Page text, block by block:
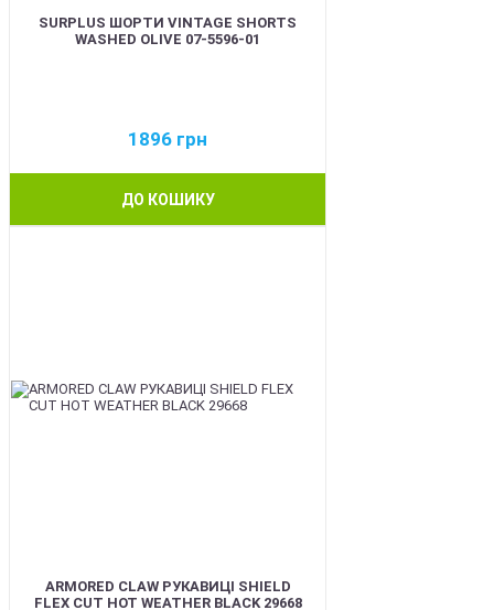
SURPLUS ШОРТИ VINTAGE SHORTS
WASHED OLIVE 07-5596-01
1896 грн
ДО КОШИКУ
ARMORED CLAW РУКАВИЦІ SHIELD
FLEX CUT HOT WEATHER BLACK 29668